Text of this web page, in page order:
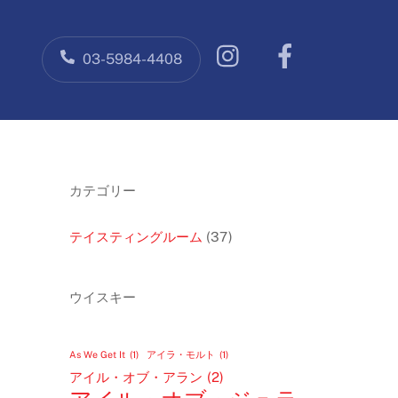
03-5984-4408
カテゴリー
テイスティングルーム (37)
ウイスキー
As We Get It (1) アイラ・モルト (1)
アイル・オブ・アラン (2)